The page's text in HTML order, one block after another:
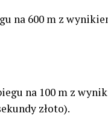
na 600 m z
na 100 m z
złoto).